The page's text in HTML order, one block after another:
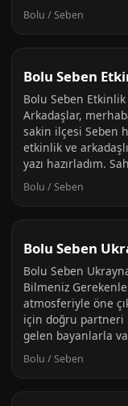
Bolu / Seben
Bolu Seben
Bolu Seben
Arkadaşlar,
sakin ilçesi Seben
etkinlik ve
yazı hazırladım.
Bolu / Seben
Bolu Seben
Bolu Seben
Bilmeniz
atmosferiyle öne
için doğru partneri
gelen bayanlarla
Bolu / Seben